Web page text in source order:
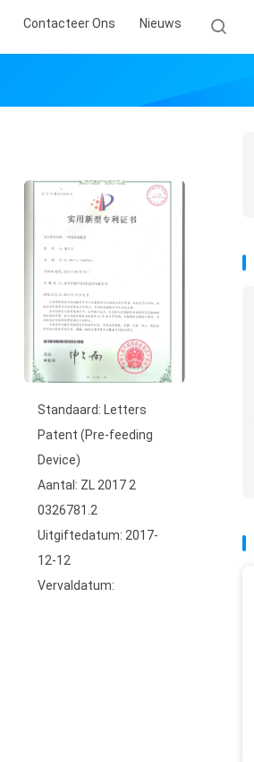
Contacteer Ons Nieuws
Standaard: Letters
Patent (Pre-feeding
Device)
Aantal: ZL 2017 2
0326781.2
Uitgiftedatum: 2017-
12-12
Vervaldatum: